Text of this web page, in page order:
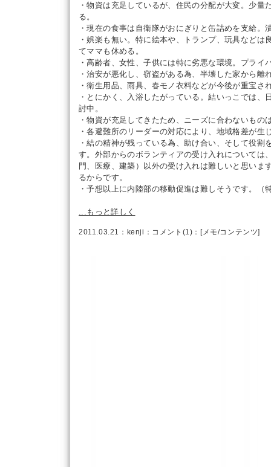
・物資は充足しているが、住民の分配が大変。少量
る。
・現在の食事は自衛隊がおにぎりと缶詰めを支給。
・娯楽も無い。特に絵本や、トランプ、玩具などは
てママも休める。
・高齢者、女性、子供には特に劣悪な環境。プライ
・治安が悪化し、窃盗がある為、半壊した家から離
・衛生用品、雨具、春モノ衣料などが今後が重宝さ
・とにかく、入浴したがっている。結いっこでは、
討中。
・物資が充足してきたため、ニーズに合わないもの
・各避難所のリーダーの対応により、地域格差が生
・結の精神が残っている為、助け合い、そして役割
す。外部からのボランティアの受け入れについては
門、医療、建築）以外の受け入れは難しいと思いま
るからです。
・予想以上に内陸部の移動促進は難しそうです。（
...もっと詳しく
2011.03.21： kenji ： コメント(1) ：[メモ/コンテンツ]